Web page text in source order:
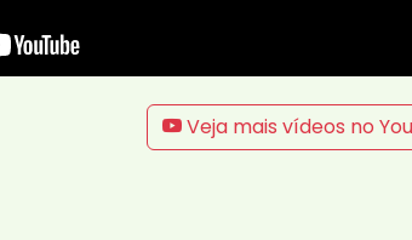
Veja mais vídeos no